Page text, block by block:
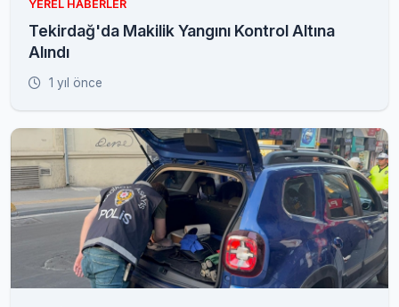
YEREL HABERLER
Tekirdağ'da Makilik Yangını Kontrol Altına
Alındı
1 yıl önce